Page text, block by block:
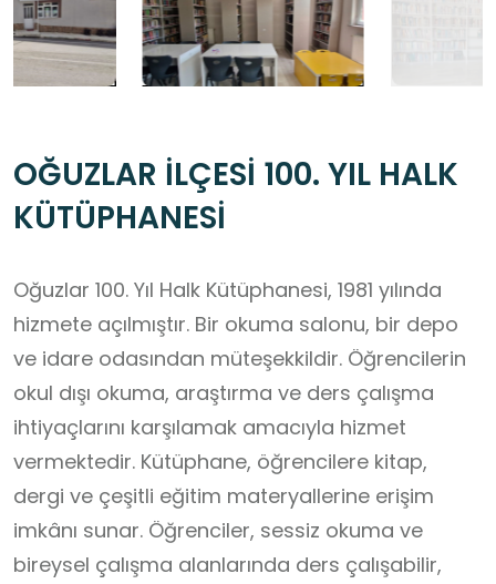
OĞUZLAR İLÇESİ 100. YIL HALK
KÜTÜPHANESİ
Oğuzlar 100. Yıl Halk Kütüphanesi, 1981 yılında
hizmete açılmıştır. Bir okuma salonu, bir depo
ve idare odasından müteşekkildir. Öğrencilerin
okul dışı okuma, araştırma ve ders çalışma
ihtiyaçlarını karşılamak amacıyla hizmet
vermektedir. Kütüphane, öğrencilere kitap,
dergi ve çeşitli eğitim materyallerine erişim
imkânı sunar. Öğrenciler, sessiz okuma ve
bireysel çalışma alanlarında ders çalışabilir,